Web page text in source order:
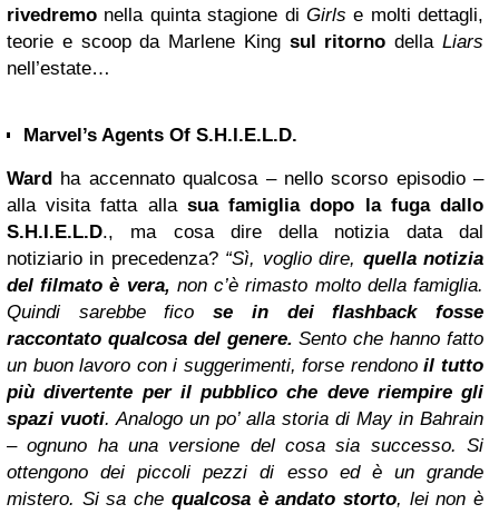
rivedremo nella quinta stagione di Girls e molti dettagli,
teorie e scoop da Marlene King sul ritorno dellaLiars
nell’estate…
Marvel’s Agents Of S.H.I.E.L.D.
Ward ha accennato qualcosa – nello scorso episodio –
alla visita fatta alla sua famiglia dopo la fuga dallo
S.H.I.E.L.D., ma cosa dire della notizia data dal
notiziario in precedenza? “Sì, voglio dire, quella notizia
del filmato è vera, non c’è rimasto molto della famiglia.
Quindi sarebbe ficose in dei flashback fosse
raccontato qualcosa del genere. Sento che hanno fatto
un buon lavoro con i suggerimenti, forse rendonoil tutto
più divertente per il pubblico che deve riempire gli
spazi vuoti. Analogo un po’ alla storia di May in Bahrain
– ognuno ha una versione del cosa sia successo. Si
ottengono dei piccoli pezzi di esso ed è un grande
mistero. Si sa che qualcosa è andato storto, lei non è